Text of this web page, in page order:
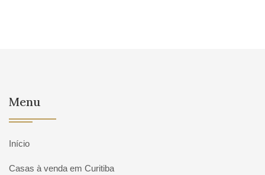
Menu
Início
Casas à venda em Curitiba